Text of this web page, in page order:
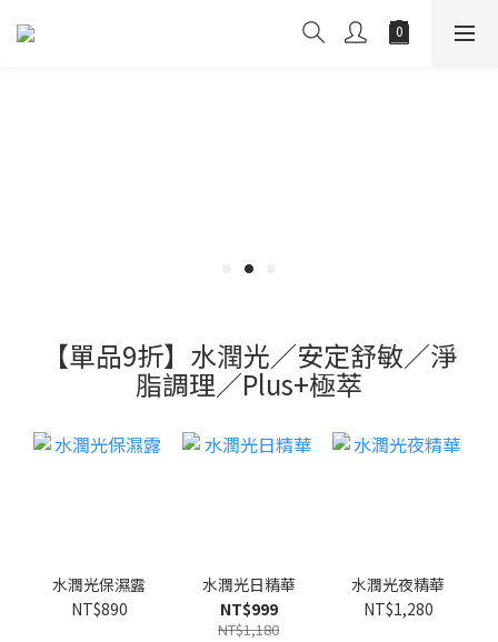
【單品9折】水潤光／安定舒敏／淨
脂調理／Plus+極萃
水潤光保濕露
NT$890
水潤光日精華
NT$999
NT$1,180
水潤光夜精華
NT$1,280